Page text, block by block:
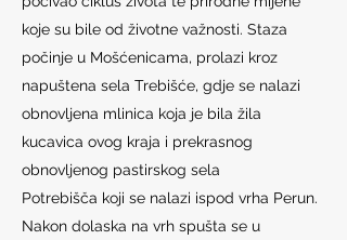
koje su bile od životne važnosti. Staza
počinje u Mošćenicama, prolazi kroz
napuštena sela Trebišće, gdje se nalazi
obnovljena mlinica koja je bila žila
kucavica ovog kraja i prekrasnog
obnovljenog pastirskog sela
Potrebišča koji se nalazi ispod vrha Perun.
Nakon dolaska na vrh spušta se u